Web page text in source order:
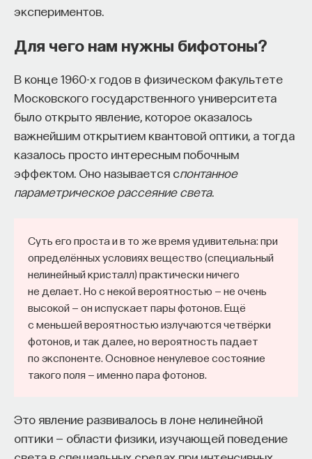
экспериментов.
Для чего нам нужны бифотоны?
В конце 1960-х годов в физическом факультете
Московского государственного университета
было открыто явление, которое оказалось
важнейшим открытием квантовой оптики, а тогда
казалось просто интересным побочным
эффектом. Оно называется спонтанное
параметрическое рассеяние света.
Суть его проста и в то же время удивительна: при
определённых условиях вещество (специальный
нелинейный кристалл) практически ничего
не делает. Но с некой вероятностью — не очень
высокой — он испускает пары фотонов. Ещё
с меньшей вероятностью излучаются четвёрки
фотонов, и так далее, но вероятность падает
по экспоненте. Основное ненулевое состояние
такого поля — именно пара фотонов.
Это явление развивалось в лоне нелинейной
оптики — области физики, изучающей поведение